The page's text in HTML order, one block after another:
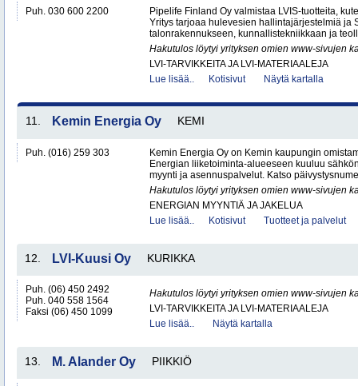
Puh. 030 600 2200
Pipelife Finland Oy valmistaa LVIS-tuotteita,
Yritys tarjoaa hulevesien hallintajärjestelmiä ja
talonrakennukseen, kunnallistekniikkaan ja
Hakutulos löytyi yrityksen omien www-sivujen
LVI-TARVIKKEITA JA LVI-MATERIAALEJA
Lue lisää..
Kotisivut Näytä kartalla
11. Kemin Energia Oy KEMI
Puh. (016) 259 303
Kemin Energia Oy on Kemin kaupungin
Energian liiketoiminta-alueeseen kuuluu
myynti ja asennuspalvelut. Katso
Hakutulos löytyi yrityksen omien www-sivujen
ENERGIAN MYYNTIÄ JA JAKELUA
Lue lisää..
Kotisivut Tuotteet ja palvelut
12. LVI-Kuusi Oy KURIKKA
Puh. (06) 450 2492
Puh. 040 558 1564
Faksi (06) 450 1099
Hakutulos löytyi yrityksen omien www-sivujen
LVI-TARVIKKEITA JA LVI-MATERIAALEJA
Lue lisää..
Näytä kartalla
13. M. Alander Oy PIIKKIÖ